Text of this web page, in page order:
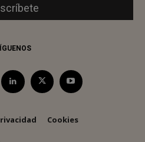
Cookies